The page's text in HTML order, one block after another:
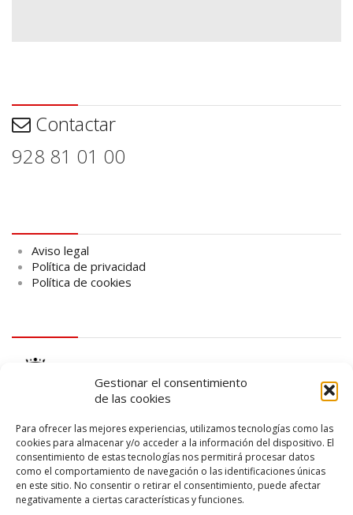
Gestionar el consentimiento
de las cookies
Para ofrecer las mejores experiencias, utilizamos tecnologías como las
cookies para almacenar y/o acceder a la información del dispositivo. El
consentimiento de estas tecnologías nos permitirá procesar datos
como el comportamiento de navegación o las identificaciones únicas
en este sitio. No consentir o retirar el consentimiento, puede afectar
negativamente a ciertas características y funciones.
Contactar
928 81 01 00
Aviso legal
Política de privacidad
Política de cookies
logo SID